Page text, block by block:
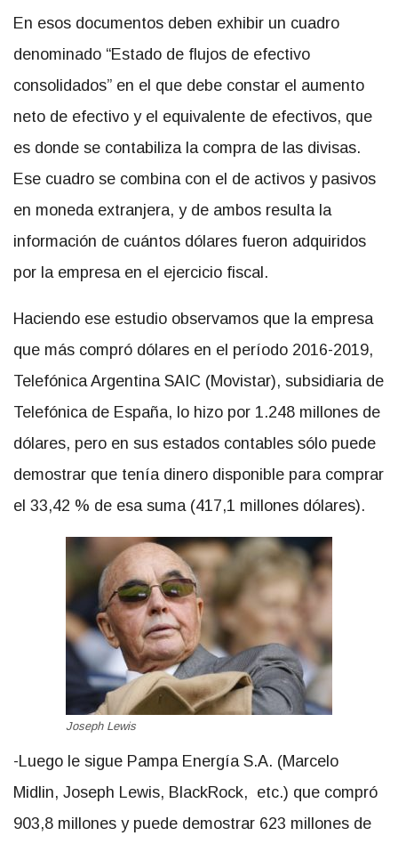
En esos documentos deben exhibir un cuadro
denominado “Estado de flujos de efectivo
consolidados” en el que debe constar el aumento
neto de efectivo y el equivalente de efectivos, que
es donde se contabiliza la compra de las divisas.
Ese cuadro se combina con el de activos y pasivos
en moneda extranjera, y de ambos resulta la
información de cuántos dólares fueron adquiridos
por la empresa en el ejercicio fiscal.
Haciendo ese estudio observamos que la empresa
que más compró dólares en el período 2016-2019,
Telefónica Argentina SAIC (Movistar), subsidiaria de
Telefónica de España, lo hizo por 1.248 millones de
dólares, pero en sus estados contables sólo puede
demostrar que tenía dinero disponible para comprar
el 33,42 % de esa suma (417,1 millones dólares).
Joseph Lewis
-Luego le sigue Pampa Energía S.A. (Marcelo
Midlin, Joseph Lewis, BlackRock, etc.) que compró
903,8 millones y puede demostrar 623 millones de